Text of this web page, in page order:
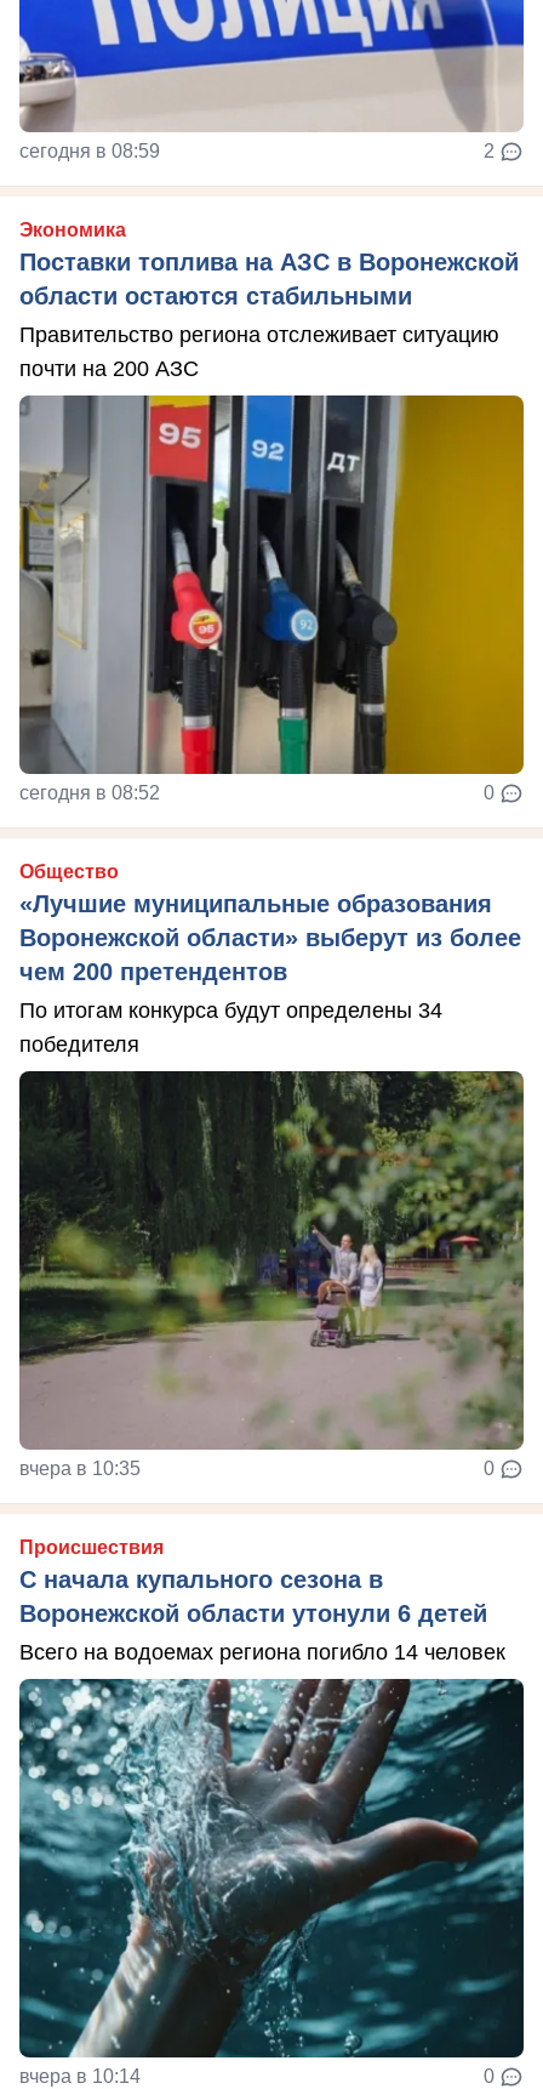
сегодня в 08:59 2
Экономика
Поставки топлива на АЗС в Воронежской
области остаются стабильными
Правительство региона отслеживает ситуацию
почти на 200 АЗС
сегодня в 08:52 0
Общество
«Лучшие муниципальные образования
Воронежской области» выберут из более
чем 200 претендентов
По итогам конкурса будут определены 34
победителя
вчера в 10:35 0
Происшествия
С начала купального сезона в
Воронежской области утонули 6 детей
Всего на водоемах региона погибло 14 человек
вчера в 10:14 0